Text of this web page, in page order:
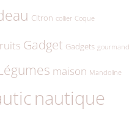
CItron collier Coque
Gadget Gadgets gourmand
maison Mandoline
nautique